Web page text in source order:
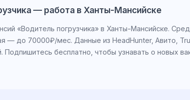
— работа в Ханты-Мансийске
«Водитель погрузчика» в Ханты-Мансийске.
— до 70000₽/мес. Данные из HeadHunter, Авито,
Подпишитесь бесплатно, чтобы узнавать о новых